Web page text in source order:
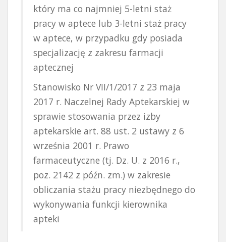
który ma co najmniej 5-letni staż
pracy w aptece lub 3-letni staż pracy
w aptece, w przypadku gdy posiada
specjalizację z zakresu farmacji
aptecznej
Stanowisko Nr VII/1/2017 z 23 maja
2017 r. Naczelnej Rady Aptekarskiej w
sprawie stosowania przez izby
aptekarskie art. 88 ust. 2 ustawy z 6
września 2001 r. Prawo
farmaceutyczne (tj. Dz. U. z 2016 r.,
poz. 2142 z późn. zm.) w zakresie
obliczania stażu pracy niezbędnego do
wykonywania funkcji kierownika
apteki